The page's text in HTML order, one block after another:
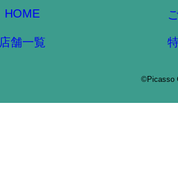
HOME
店舗一覧
©Picasso